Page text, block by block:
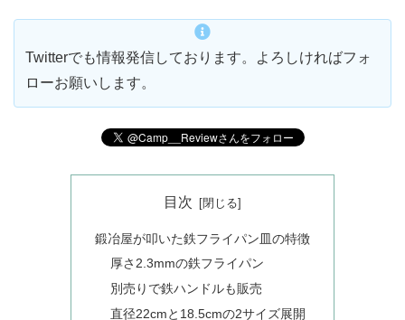
Twitterでも情報発信しております。よろしければフォ
ローお願いします。
目次
鍛冶屋が叩いた鉄フライパン皿の特徴
厚さ2.3mmの鉄フライパン
別売りで鉄ハンドルも販売
直径22cmと18.5cmの2サイズ展開